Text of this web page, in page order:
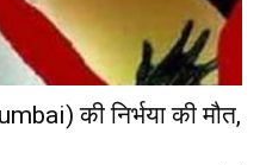
की निर्भया की मौत,